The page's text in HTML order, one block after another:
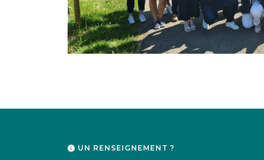
UN RENSEIGNEMENT ?